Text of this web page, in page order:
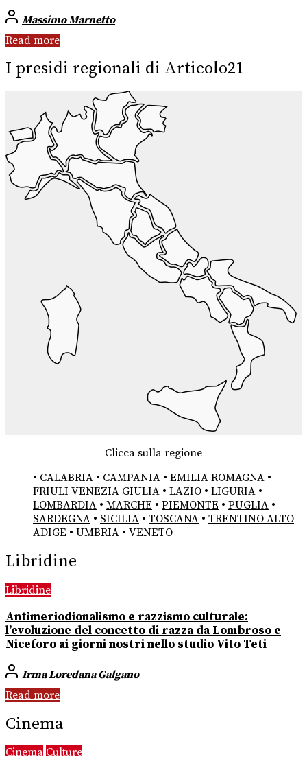
Massimo Marnetto
Read more
I presidi regionali di Articolo21
Clicca sulla regione
• CALABRIA • CAMPANIA • EMILIA ROMAGNA •
FRIULI VENEZIA GIULIA • LAZIO • LIGURIA •
LOMBARDIA • MARCHE • PIEMONTE • PUGLIA •
SARDEGNA • SICILIA • TOSCANA • TRENTINO ALTO
ADIGE • UMBRIA • VENETO
Libridine
Libridine
Antimeriodionalismo e razzismo culturale:
l’evoluzione del concetto di razza da Lombroso e
Niceforo ai giorni nostri nello studio Vito Teti
Irma Loredana Galgano
Read more
Cinema
Cinema Culture